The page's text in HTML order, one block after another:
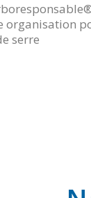
organisation
serre